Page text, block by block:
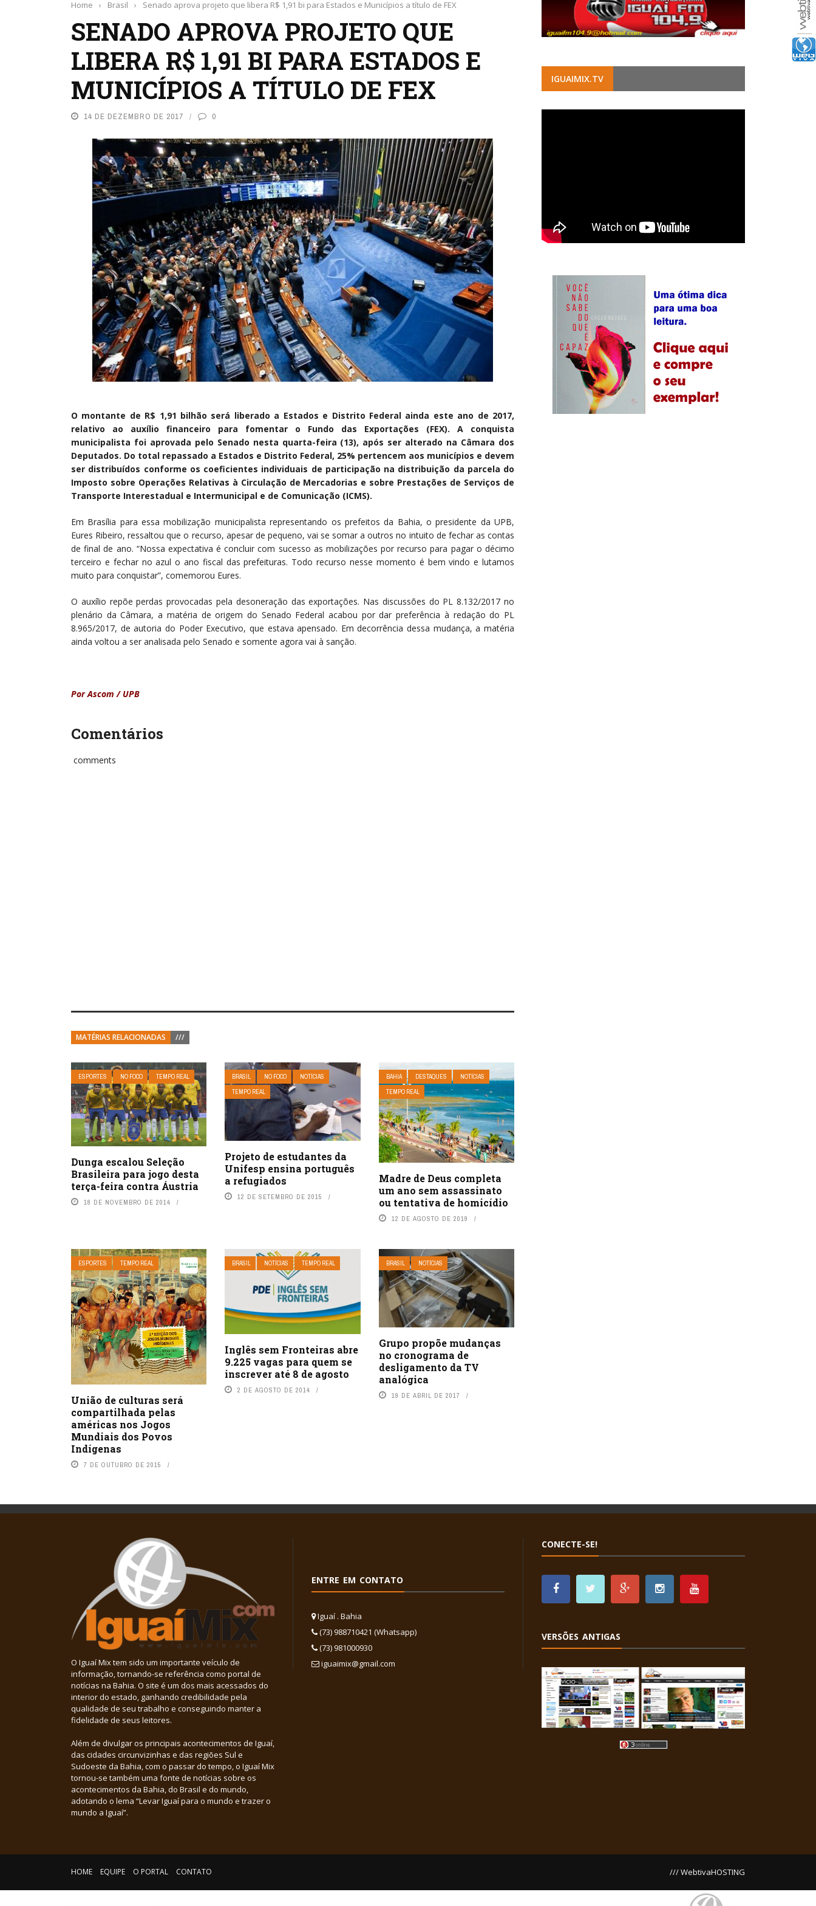
Home › Brasil › Senado aprova projeto que libera R$ 1,91 bi para Estados e Municípios a título de FEX
SENADO APROVA PROJETO QUE
LIBERA R$ 1,91 BI PARA ESTADOS E
MUNICÍPIOS A TÍTULO DE FEX
14 DE DEZEMBRO DE 2017 0
O montante de R$ 1,91 bilhão será liberado a Estados e Distrito Federal ainda este ano de 2017,
relativo ao auxílio financeiro para fomentar o Fundo das Exportações (FEX). A conquista
municipalista foi aprovada pelo Senado nesta quarta-feira (13), após ser alterado na Câmara dos
Deputados. Do total repassado a Estados e Distrito Federal, 25% pertencem aos municípios e devem
ser distribuídos conforme os coeficientes individuais de participação na distribuição da parcela do
Imposto sobre Operações Relativas à Circulação de Mercadorias e sobre Prestações de Serviços de
Transporte Interestadual e Intermunicipal e de Comunicação (ICMS).
Em Brasília para essa mobilização municipalista representando os prefeitos da Bahia, o presidente da UPB,
Eures Ribeiro, ressaltou que o recurso, apesar de pequeno, vai se somar a outros no intuito de fechar as contas
de final de ano. “Nossa expectativa é concluir com sucesso as mobilizações por recurso para pagar o décimo
terceiro e fechar no azul o ano fiscal das prefeituras. Todo recurso nesse momento é bem vindo e lutamos
muito para conquistar”, comemorou Eures.
O auxílio repõe perdas provocadas pela desoneração das exportações. Nas discussões do PL 8.132/2017 no
plenário da Câmara, a matéria de origem do Senado Federal acabou por dar preferência à redação do PL
8.965/2017, de autoria do Poder Executivo, que estava apensado. Em decorrência dessa mudança, a matéria
ainda voltou a ser analisada pelo Senado e somente agora vai à sanção.
Por Ascom / UPB
Comentários
comments
MATÉRIAS RELACIONADAS ///
ESPORTES NO FOCO TEMPO REAL
Dunga escalou Seleção
Brasileira para jogo desta
terça-feira contra Áustria
18 DE NOVEMBRO DE 2014
BRASIL NO FOCO
NOTÍCIAS
TEMPO REAL
Projeto de estudantes da
Unifesp ensina português
a refugiados
12 DE SETEMBRO DE 2015
BAHIA DESTAQUES
NOTÍCIAS
TEMPO REAL
Madre de Deus completa
um ano sem assassinato
ou tentativa de homicídio
12 DE AGOSTO DE 2019
ESPORTES TEMPO REAL
União de culturas será
compartilhada pelas
américas nos Jogos
Mundiais dos Povos
Indígenas
7 DE OUTUBRO DE 2015
BRASIL NOTÍCIAS TEMPO REAL
Inglês sem Fronteiras abre
9.225 vagas para quem se
inscrever até 8 de agosto
2 DE AGOSTO DE 2014
BRASIL NOTÍCIAS
Grupo propõe mudanças
no cronograma de
desligamento da TV
analógica
19 DE ABRIL DE 2017
IGUAIMIX.TV
O Iguaí Mix tem sido um importante veículo de
informação, tornando-se referência como portal de
notícias na Bahia. O site é um dos mais acessados do
interior do estado, ganhando credibilidade pela
qualidade de seu trabalho e conseguindo manter a
fidelidade de seus leitores.
Além de divulgar os principais acontecimentos de Iguaí,
das cidades circunvizinhas e das regiões Sul e
Sudoeste da Bahia, com o passar do tempo, o Iguaí Mix
tornou-se também uma fonte de notícias sobre os
acontecimentos da Bahia, do Brasil e do mundo,
adotando o lema “Levar Iguaí para o mundo e trazer o
mundo a Iguaí”.
ENTRE EM CONTATO
Iguaí . Bahia
(73) 988710421 (Whatsapp)
(73) 981000930
iguaimix@gmail.com
CONECTE-SE!
VERSÕES ANTIGAS
HOME EQUIPE O PORTAL CONTATO /// WebtivaHOSTING